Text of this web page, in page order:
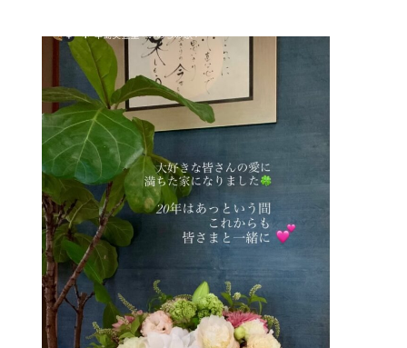
申込・お問い合わせ
070-2013-1969
（受付時間：9:00〜17:00）
LINE友達登録はこちら
24時間受付（対応時間：9:00〜17:00）